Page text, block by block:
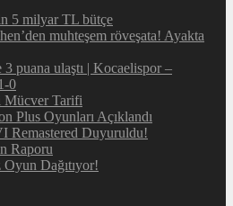
5 milyar TL bütçe
muhteşem röveşata! Ayakta
puana ulaştı | Kocaelispor –
0
Mücver Tarifi
Plus Oyunları Açıklandı
Remastered Duyuruldu!
Raporu
Dağıtıyor!